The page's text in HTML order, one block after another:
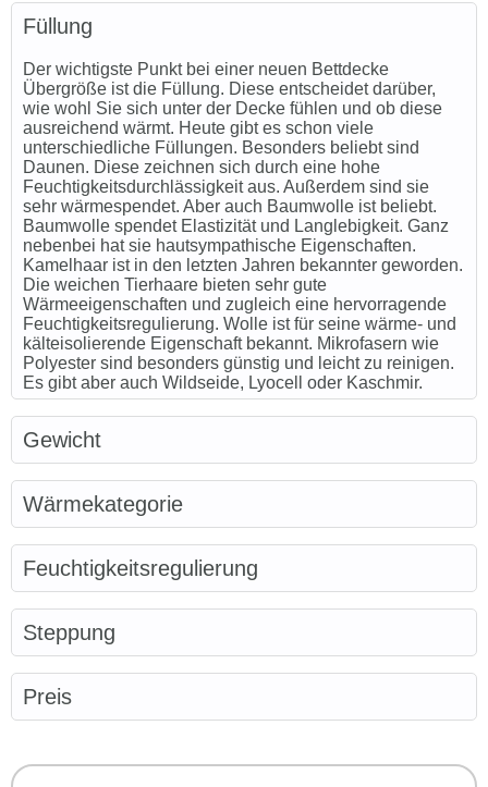
Füllung
Der wichtigste Punkt bei einer neuen Bettdecke
Übergröße ist die Füllung. Diese entscheidet darüber,
wie wohl Sie sich unter der Decke fühlen und ob diese
ausreichend wärmt. Heute gibt es schon viele
unterschiedliche Füllungen. Besonders beliebt sind
Daunen. Diese zeichnen sich durch eine hohe
Feuchtigkeitsdurchlässigkeit aus. Außerdem sind sie
sehr wärmespendet. Aber auch Baumwolle ist beliebt.
Baumwolle spendet Elastizität und Langlebigkeit. Ganz
nebenbei hat sie hautsympathische Eigenschaften.
Kamelhaar ist in den letzten Jahren bekannter geworden.
Die weichen Tierhaare bieten sehr gute
Wärmeeigenschaften und zugleich eine hervorragende
Feuchtigkeitsregulierung. Wolle ist für seine wärme- und
kälteisolierende Eigenschaft bekannt. Mikrofasern wie
Polyester sind besonders günstig und leicht zu reinigen.
Es gibt aber auch Wildseide, Lyocell oder Kaschmir.
Gewicht
Wärmekategorie
Feuchtigkeitsregulierung
Steppung
Preis